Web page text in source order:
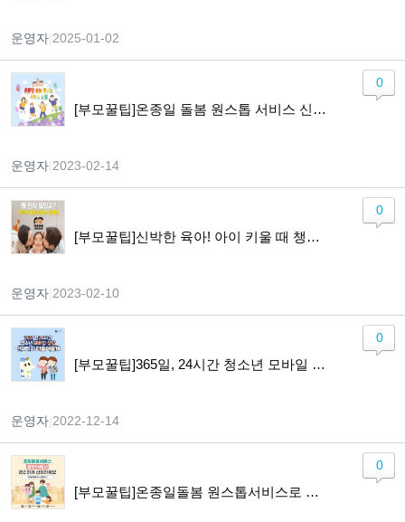
운영자 2025-01-02
[부모꿀팁]온종일 돌봄 원스톱 서비스 신청하기
운영자 2023-02-14
0
[부모꿀팁]신박한 육아! 아이 키울 때 챙겨야 할 혜택 모음
운영자 2023-02-10
0
[부모꿀팁]365일, 24시간 청소년 모바일 상담 [다들어줄개]
운영자 2022-12-14
0
[부모꿀팁]온종일돌봄 원스톱서비스로 편리하게 신청해요!
0